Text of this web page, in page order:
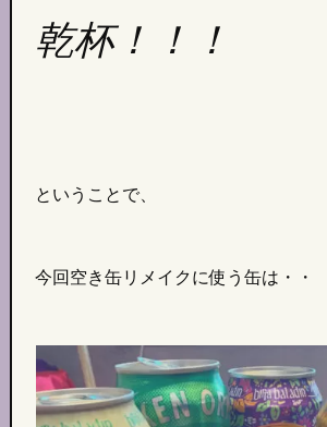
乾杯！！！
ということで、
今回空き缶リメイクに使う缶は・・